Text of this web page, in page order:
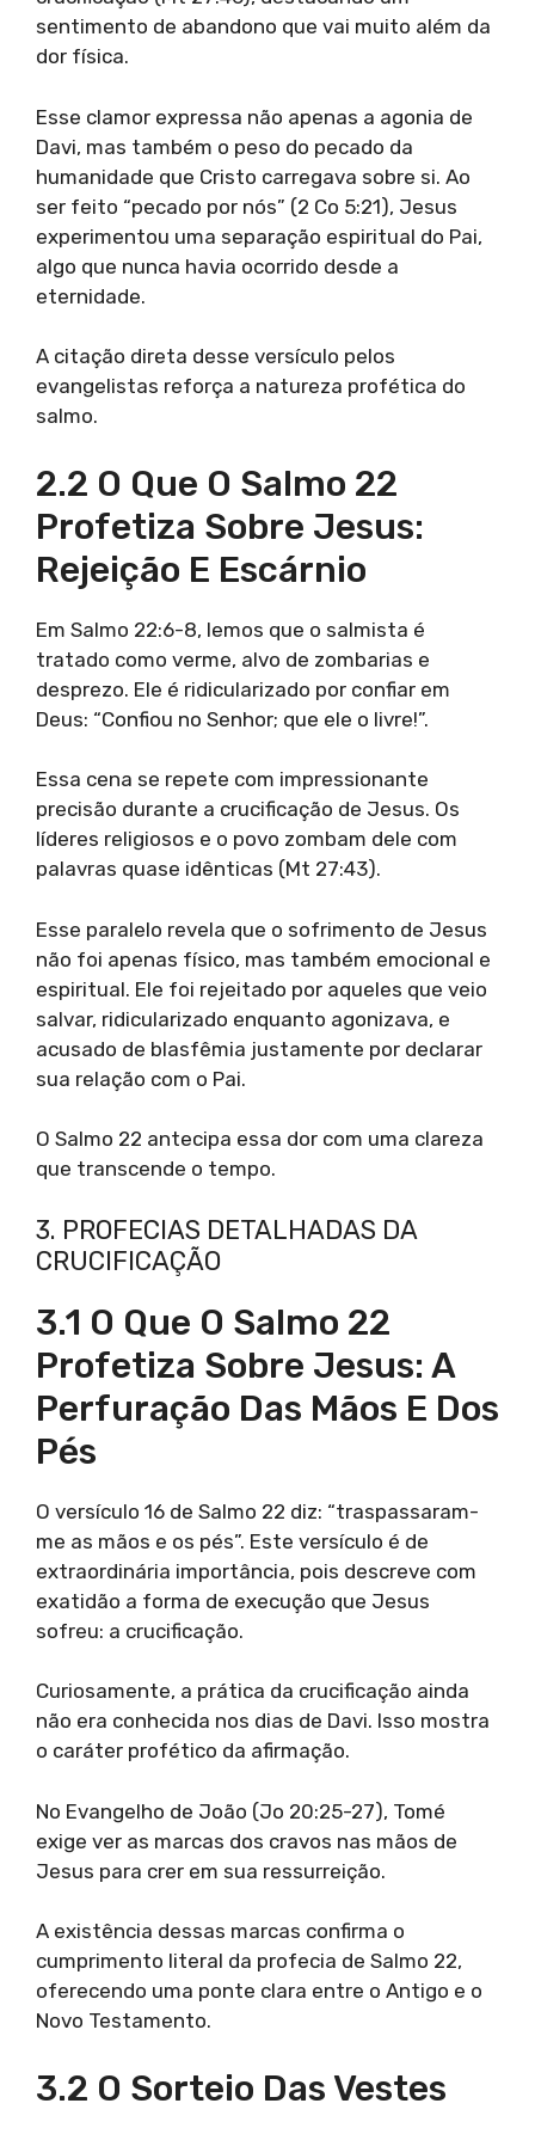
sentimento de abandono que vai muito além da
dor física.
Esse clamor expressa não apenas a agonia de
Davi, mas também o peso do pecado da
humanidade que Cristo carregava sobre si. Ao
ser feito “pecado por nós” (2 Co 5:21), Jesus
experimentou uma separação espiritual do Pai,
algo que nunca havia ocorrido desde a
eternidade.
A citação direta desse versículo pelos
evangelistas reforça a natureza profética do
salmo.
2.2 O Que O Salmo 22
Profetiza Sobre Jesus:
Rejeição E Escárnio
Em Salmo 22:6-8, lemos que o salmista é
tratado como verme, alvo de zombarias e
desprezo. Ele é ridicularizado por confiar em
Deus: “Confiou no Senhor; que ele o livre!”.
Essa cena se repete com impressionante
precisão durante a crucificação de Jesus. Os
líderes religiosos e o povo zombam dele com
palavras quase idênticas (Mt 27:43).
Esse paralelo revela que o sofrimento de Jesus
não foi apenas físico, mas também emocional e
espiritual. Ele foi rejeitado por aqueles que veio
salvar, ridicularizado enquanto agonizava, e
acusado de blasfêmia justamente por declarar
sua relação com o Pai.
O Salmo 22 antecipa essa dor com uma clareza
que transcende o tempo.
3. PROFECIAS DETALHADAS DA
CRUCIFICAÇÃO
3.1 O Que O Salmo 22
Profetiza Sobre Jesus: A
Perfuração Das Mãos E Dos
Pés
O versículo 16 de Salmo 22 diz: “traspassaram-
me as mãos e os pés”. Este versículo é de
extraordinária importância, pois descreve com
exatidão a forma de execução que Jesus
sofreu: a crucificação.
Curiosamente, a prática da crucificação ainda
não era conhecida nos dias de Davi. Isso mostra
o caráter profético da afirmação.
No Evangelho de João (Jo 20:25-27), Tomé
exige ver as marcas dos cravos nas mãos de
Jesus para crer em sua ressurreição.
A existência dessas marcas confirma o
cumprimento literal da profecia de Salmo 22,
oferecendo uma ponte clara entre o Antigo e o
Novo Testamento.
3.2 O Sorteio Das Vestes